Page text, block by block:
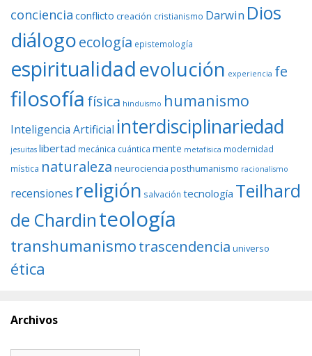
conciencia conflicto creación cristianismo Darwin Dios
diálogoecología epistemología
espiritualidadevolución experiencia fe
filosofía física hinduismo humanismo
Inteligencia Artificial interdisciplinariedad
jesuitas libertad mecánica cuántica mente metafísica modernidad
mística naturaleza neurociencia posthumanismo racionalismo
recensiones religión salvación tecnología Teilhard
de Chardinteología
transhumanismotrascendencia universo
ética
Archivos